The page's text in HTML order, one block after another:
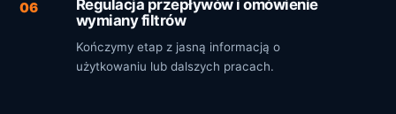
06
Regulacja przepływów i omówienie
wymiany filtrów
Kończymy etap z jasną informacją o
użytkowaniu lub dalszych pracach.